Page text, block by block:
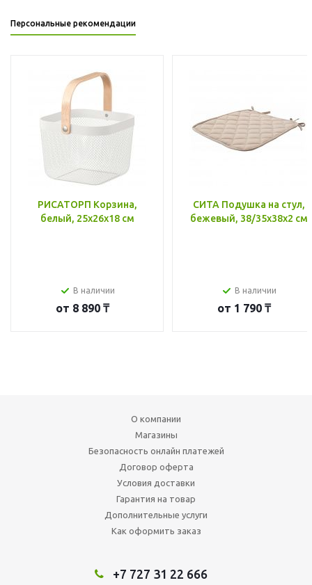
Персональные рекомендации
РИСАТОРП Корзина,
белый, 25x26x18 см
В наличии
от 8 890 ₸
СИТА Подушка на стул,
бежевый, 38/35x38x2 см
В наличии
от 1 790 ₸
О компании
Магазины
Безопасность онлайн платежей
Договор оферта
Условия доставки
Гарантия на товар
Дополнительные услуги
Как оформить заказ
+7 727 31 22 666